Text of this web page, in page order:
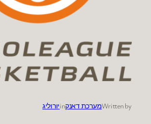
Written byמערכת דאנקinיורוליג